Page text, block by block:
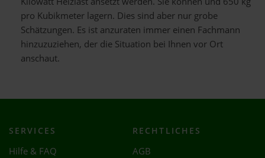
pro Kubikmeter lagern. Dies sind aber nur grobe
Schätzungen. Es ist anzuraten immer einen Fachmann
hinzuzuziehen, der die Situation bei Ihnen vor Ort
anschaut.
SERVICES
Hilfe & FAQ
RECHTLICHES
AGB